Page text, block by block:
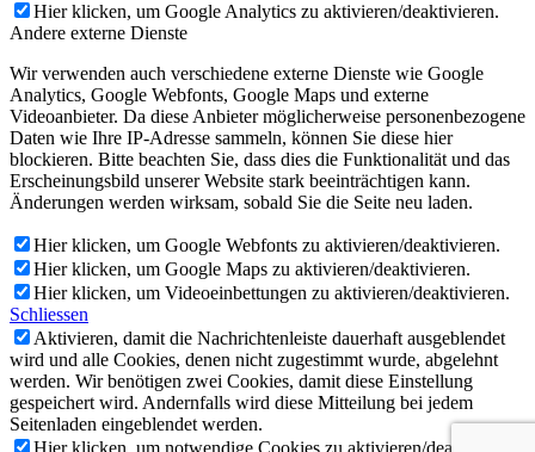
Hier klicken, um Google Analytics zu aktivieren/deaktivieren.
Andere externe Dienste
Wir verwenden auch verschiedene externe Dienste wie Google
Analytics, Google Webfonts, Google Maps und externe
Videoanbieter. Da diese Anbieter möglicherweise personenbezogene
Daten wie Ihre IP-Adresse sammeln, können Sie diese hier
blockieren. Bitte beachten Sie, dass dies die Funktionalität und das
Erscheinungsbild unserer Website stark beeinträchtigen kann.
Änderungen werden wirksam, sobald Sie die Seite neu laden.
Hier klicken, um Google Webfonts zu aktivieren/deaktivieren.
Hier klicken, um Google Maps zu aktivieren/deaktivieren.
Hier klicken, um Videoeinbettungen zu aktivieren/deaktivieren.
Schliessen
Aktivieren, damit die Nachrichtenleiste dauerhaft ausgeblendet
wird und alle Cookies, denen nicht zugestimmt wurde, abgelehnt
werden. Wir benötigen zwei Cookies, damit diese Einstellung
gespeichert wird. Andernfalls wird diese Mitteilung bei jedem
Seitenladen eingeblendet werden.
Hier klicken, um notwendige Cookies zu aktivieren/deaktivieren.